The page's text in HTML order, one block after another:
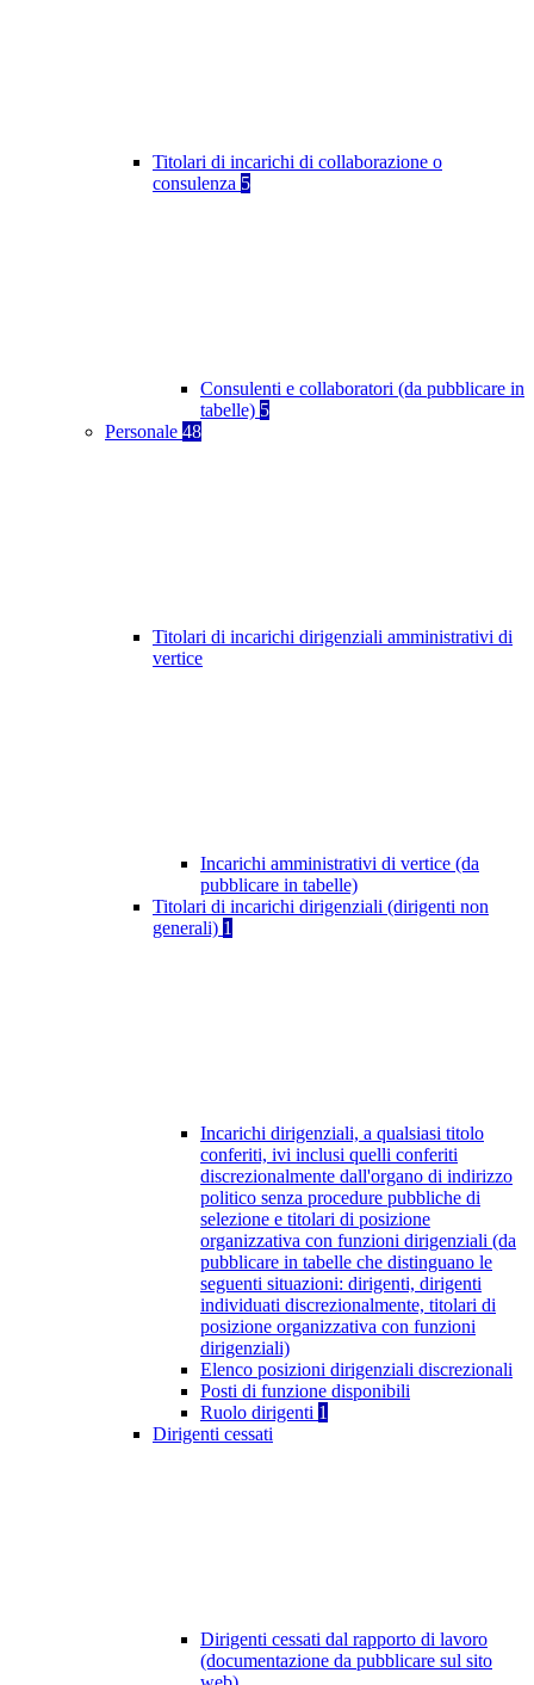
Titolari di incarichi di collaborazione o
consulenza 5
Consulenti e collaboratori (da pubblicare in
tabelle) 5
Personale 48
Titolari di incarichi dirigenziali amministrativi di
vertice
Incarichi amministrativi di vertice (da
pubblicare in tabelle)
Titolari di incarichi dirigenziali (dirigenti non
generali) 1
Incarichi dirigenziali, a qualsiasi titolo
conferiti, ivi inclusi quelli conferiti
discrezionalmente dall'organo di indirizzo
politico senza procedure pubbliche di
selezione e titolari di posizione
organizzativa con funzioni dirigenziali (da
pubblicare in tabelle che distinguano le
seguenti situazioni: dirigenti, dirigenti
individuati discrezionalmente, titolari di
posizione organizzativa con funzioni
dirigenziali)
Elenco posizioni dirigenziali discrezionali
Posti di funzione disponibili
Ruolo dirigenti 1
Dirigenti cessati
Dirigenti cessati dal rapporto di lavoro
(documentazione da pubblicare sul sito